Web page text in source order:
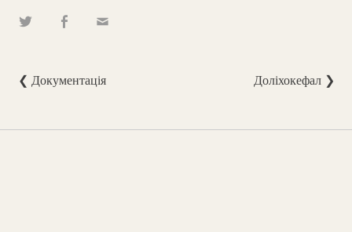
❮ Документація Доліхокефал ❯